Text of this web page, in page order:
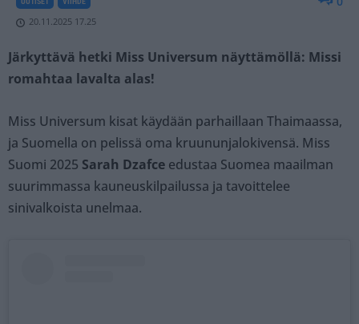
20.11.2025 17.25
Järkyttävä hetki Miss Universum näyttämöllä: Missi
romahtaa lavalta alas!
Miss Universum kisat käydään parhaillaan Thaimaassa,
ja Suomella on pelissä oma kruununjalokivensä. Miss
Suomi 2025 Sarah Dzafce edustaa Suomea maailman
suurimmassa kauneuskilpailussa ja tavoittelee
sinivalkoista unelmaa.